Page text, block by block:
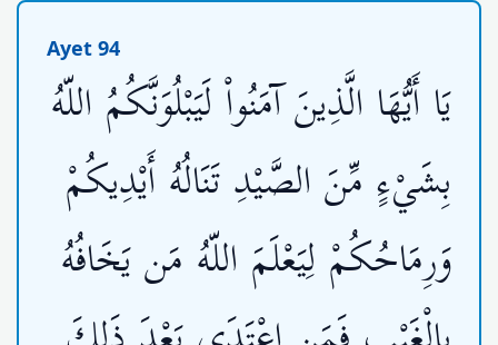
Ayet 94
يَا أَيُّهَا الَّذِينَ آمَنُواْ لَيَبْلُوَنَّكُمُ اللّهُ
بِشَيْءٍ مِّنَ الصَّيْدِ تَنَالُهُ أَيْدِيكُمْ
وَرِمَاحُكُمْ لِيَعْلَمَ اللّهُ مَن يَخَافُهُ